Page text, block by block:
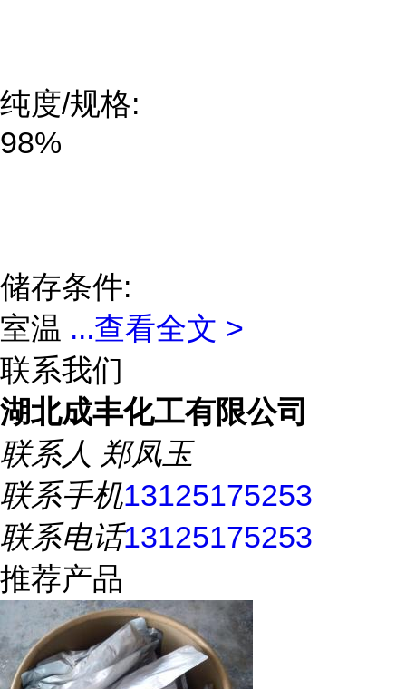
纯度/规格:
98%
储存条件:
室温 ...查看全文 >
联系我们
湖北成丰化工有限公司
联系人 郑凤玉
联系手机13125175253
联系电话13125175253
推荐产品